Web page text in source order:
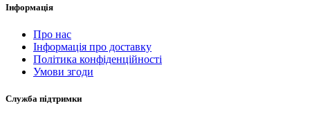
Інформація
Про нас
Інформація про доставку
Політика конфіденційності
Умови згоди
Служба підтримки